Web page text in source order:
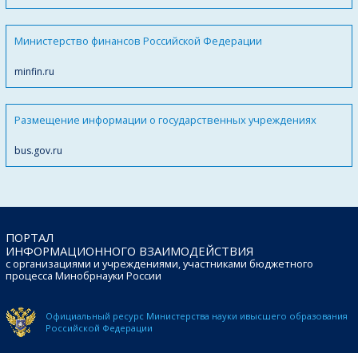
Министерство финансов Российской Федерации
minfin.ru
Размещение информации о государственных учреждениях
bus.gov.ru
ПОРТАЛ
ИНФОРМАЦИОННОГО ВЗАИМОДЕЙСТВИЯ
с организациями и учреждениями, участниками бюджетного
процесса Минобрнауки России
Официальный ресурс Министерства науки ивысшего образования
Российской Федерации